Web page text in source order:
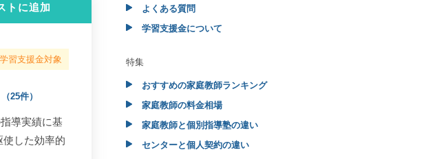
トに追加
学習支援金対象
25件）
導実績に基
した効率的
よくある質問
学習支援金について
特集
おすすめの家庭教師ランキング
家庭教師の料金相場
家庭教師と個別指導塾の違い
センターと個人契約の違い